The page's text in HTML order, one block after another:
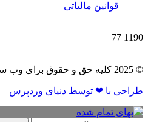
قوانین مالیاتی
1190
77
© 2025 کلیه حق و حقوق برای وب سایت مشاهیر محفوظ می باشد
طراحی با ❤ توسط​ دنیای وردپرس